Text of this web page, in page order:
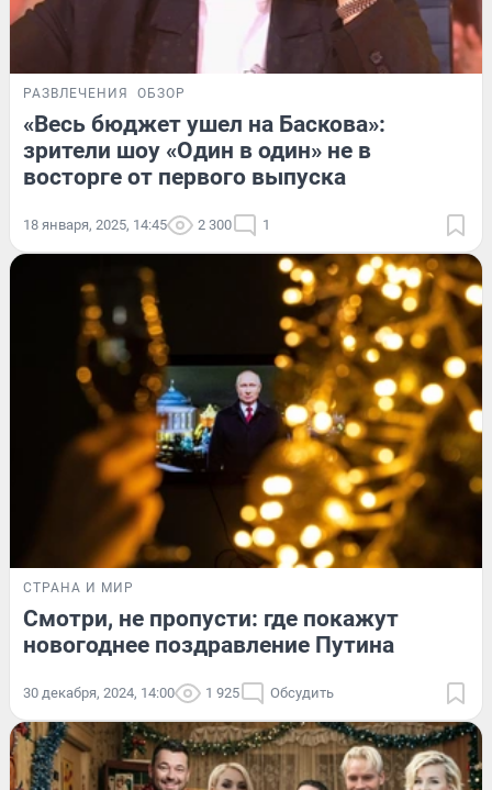
РАЗВЛЕЧЕНИЯ ОБЗОР
«Весь бюджет ушел на Баскова»:
зрители шоу «Один в один» не в
восторге от первого выпуска
18 января, 2025, 14:45 2 300 1
СТРАНА И МИР
Смотри, не пропусти: где покажут
новогоднее поздравление Путина
30 декабря, 2024, 14:00 1 925 Обсудить